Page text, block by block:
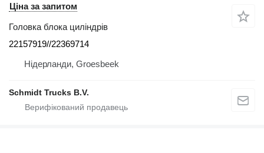
Ціна за запитом
Головка блока циліндрів
22157919//22369714
Нідерланди, Groesbeek
Schmidt Trucks B.V.